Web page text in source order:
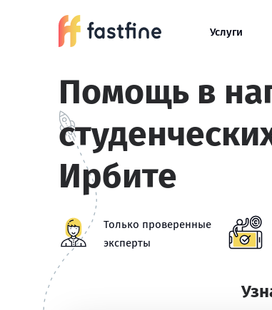
Услуги
Помощь в
Ирбите
Только проверенные
эксперты